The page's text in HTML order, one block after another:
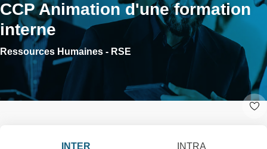
CCP Animation d'une formation
interne
Ressources Humaines - RSE
INTER INTRA